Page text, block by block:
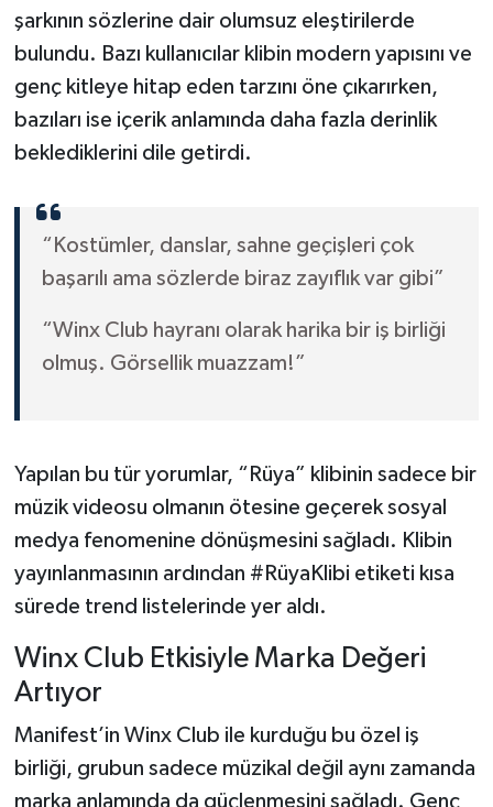
şarkının sözlerine dair olumsuz eleştirilerde
bulundu. Bazı kullanıcılar klibin modern yapısını ve
genç kitleye hitap eden tarzını öne çıkarırken,
bazıları ise içerik anlamında daha fazla derinlik
beklediklerini dile getirdi.
“Kostümler, danslar, sahne geçişleri çok
başarılı ama sözlerde biraz zayıflık var gibi”
“Winx Club hayranı olarak harika bir iş birliği
olmuş. Görsellik muazzam!”
Yapılan bu tür yorumlar, “Rüya” klibinin sadece bir
müzik videosu olmanın ötesine geçerek sosyal
medya fenomenine dönüşmesini sağladı. Klibin
yayınlanmasının ardından #RüyaKlibi etiketi kısa
sürede trend listelerinde yer aldı.
Winx Club Etkisiyle Marka Değeri
Artıyor
Manifest’in Winx Club ile kurduğu bu özel iş
birliği, grubun sadece müzikal değil aynı zamanda
marka anlamında da güçlenmesini sağladı. Genç